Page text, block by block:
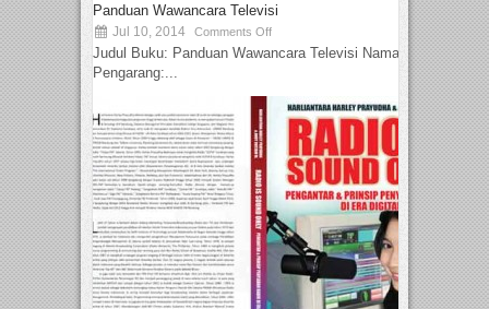
Panduan Wawancara Televisi
Jul 10, 2014 Comments Off
Judul Buku: Panduan Wawancara Televisi Nama
Pengarang:...